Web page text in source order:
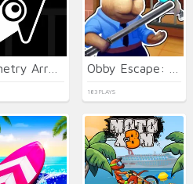
Geometry Arrow
183 PLAYS